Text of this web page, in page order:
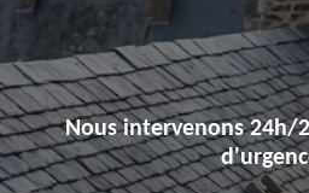
Nous intervenons 24h/